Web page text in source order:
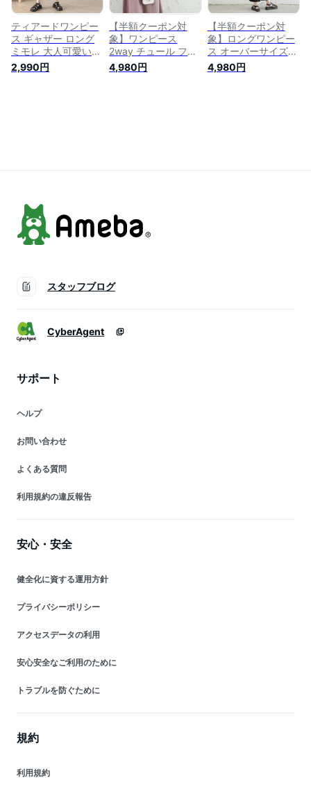
送】【送料無料】メ
込2
送】【送料無料】メ
込2
入荷予定順次発送】
【送料無料】メ込2
ティアードワンピー
ス ギャザー ロング
ミモレ 大人可愛い
キレイめ ワンピース
半袖 レディース 体
2,990円
【半額クーポン対
象】ワンピース
2way チュール フリ
ル レディース おす
すめ おしゃれ ブラ
4,980円
【半額クーポン対
象】ロングワンピー
ス オーバーサイズ
配色ステッチ 半袖
抜け感 バックスリッ
4,980円
スタッフブログ
CyberAgent
サポート
ヘルプ
お問い合わせ
よくある質問
利用規約の違反報告
安心・安全
健全化に資する運用方針
プライバシーポリシー
アクセスデータの利用
安心安全なご利用のために
トラブルを防ぐために
規約
利用規約